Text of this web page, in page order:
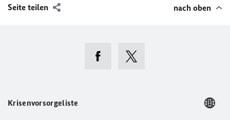
Seite teilen nach oben
Krisenvorsorgeliste